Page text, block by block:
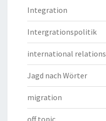
Integration
Intergrationspolitik
international relations
Jagd nach Wörter
migration